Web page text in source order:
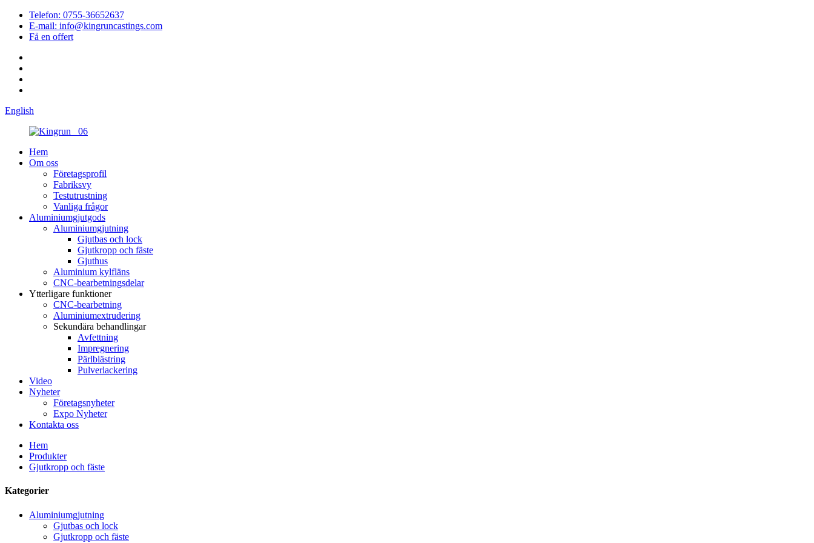
Telefon: 0755-36652637
E-mail: info@kingruncastings.com
Få en offert
English
Hem
Om oss
Företagsprofil
Fabriksvy
Testutrustning
Vanliga frågor
Aluminiumgjutgods
Aluminiumgjutning
Gjutbas och lock
Gjutkropp och fäste
Gjuthus
Aluminium kylfläns
CNC-bearbetningsdelar
Ytterligare funktioner
CNC-bearbetning
Aluminiumextrudering
Sekundära behandlingar
Avfettning
Impregnering
Pärlblästring
Pulverlackering
Video
Nyheter
Företagsnyheter
Expo Nyheter
Kontakta oss
Hem
Produkter
Gjutkropp och fäste
Kategorier
Aluminiumgjutning
Gjutbas och lock
Gjutkropp och fäste